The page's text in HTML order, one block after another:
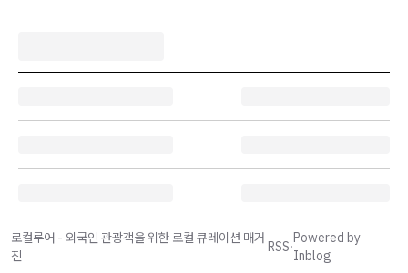
로컬루어 - 외국인 관광객을 위한 로컬 큐레이션 매거
진
RSS·
Powered by
Inblog